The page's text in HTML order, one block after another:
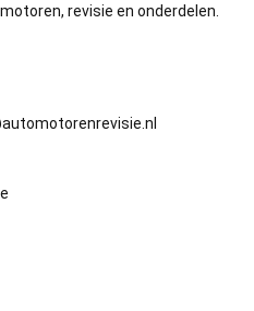
revisie en onderdelen.